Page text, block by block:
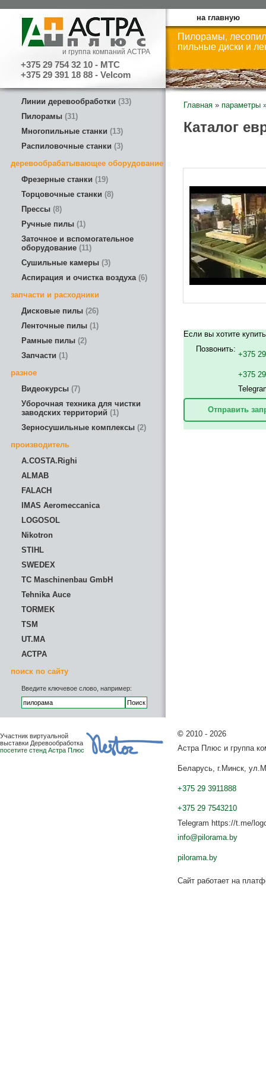
и группа компаний АСТРА
+375 29 754 32 10 - МТС
+375 29 391 18 88 - Velcom
на главную
Пилорамы,
пильные диски и
Линии деревообработки 33
Пилорамы 31
Многопильные станки
13
Распиловочные станки 3
деревообрабатывающее оборудование
Фрезерные станки
19
Торцовочные станки 8
Прессы 8
Ручные пилы 1
Заточное и вспомогательное
оборудование 11
Сушильные камеры 3
Аспирация и очистка воздуха 6
запчасти и расходники
Дисковые пилы 26
Ленточные пилы 1
Рамные пилы 2
Запчасти
1
разное
Видеокурсы 7
Уборочная техника для чистки
заводских территорий
1
Зерносушильные комплексы 2
производитель
A.COSTA.Righi
ALMAB
FALACH
IMAS Aeromeccanica
LOGOSOL
Nikotron
STIHL
SWEDEX
TC Maschinenbau GmbH
Tehnika Auce
TORMEK
TSM
UT.MA
АСТРА
поиск по сайту
Введите ключевое слово, например:
Главная » параметры
Каталог
Если вы хотите
Позвонить:
+375
+375
Отправить
Участник виртуальной
выставки Деревообработка
посетите стенд Астра Плюс
© 2010 - 2026
Астра Плюс и группа
Беларусь, г.Минск,
+375 29 3911888
+375 29 7543210
Telegram https://t.me/
info@pilorama.by
pilorama.by
Сайт работает на